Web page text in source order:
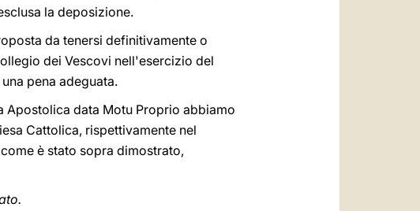
la deposizione.
da tenersi definitivamente o
dei Vescovi nell'esercizio del
pena adeguata.
Apostolica data Motu Proprio abbiamo
Cattolica, rispettivamente nel
è stato sopra dimostrato,